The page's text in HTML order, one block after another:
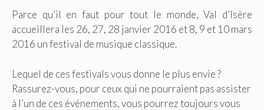
Parce qu’il en faut pour tout le monde, Val d’Isère
accueillera les 26, 27, 28 janvier 2016 et 8, 9 et 10 mars
2016 un festival de musique classique.
Lequel de ces festivals vous donne le plus envie ?
Rassurez-vous, pour ceux qui ne pourraient pas assister
à l’un de ces événements, vous pourrez toujours vous